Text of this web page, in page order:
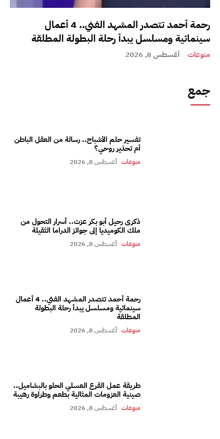
رحمة أحمد تتصدر المشهد الفني.. 4 أعمال
سينمائية ومسلسل يبدأ رحلة البطولة المطلقة
منوعات أغسطس 8, 2026
جمع
تفسير حلم الأشباح.. رسالة من العقل الباطن
أم تحذير روحي؟
منوعات أغسطس 8, 2026
ذكرى رحيل أبو بكر عزت.. أسرار التحول من
ملك الكوميديا إلى جوائز الدراما الثقيلة
منوعات أغسطس 8, 2026
رحمة أحمد تتصدر المشهد الفني.. 4 أعمال
سينمائية ومسلسل يبدأ رحلة البطولة
المطلقة
منوعات أغسطس 8, 2026
طريقة عمل القرع العسلي الحلو بالبشاميل..
صينية العزومات المثالية بطعم وطراوة رهيبة
منوعات أغسطس 8, 2026